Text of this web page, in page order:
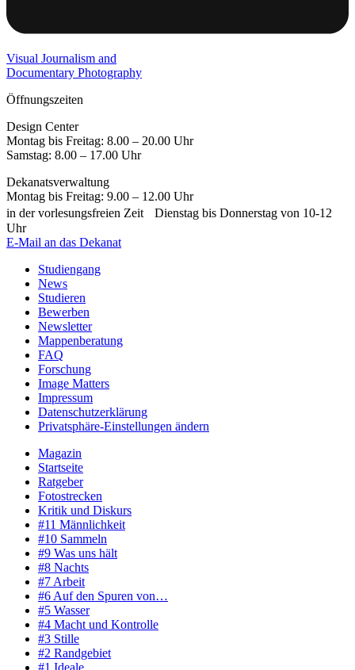
Visual Journalism and
Documentary Photography
Öffnungszeiten
Design Center
Montag bis Freitag: 8.00 – 20.00 Uhr
Samstag: 8.00 – 17.00 Uhr
Dekanatsverwaltung
Montag bis Freitag: 9.00 – 12.00 Uhr
in der vorlesungsfreien Zeit Dienstag bis Donnerstag von 10-12
Uhr
E-Mail an das Dekanat
Studiengang
News
Studieren
Bewerben
Newsletter
Mappenberatung
FAQ
Forschung
Image Matters
Impressum
Datenschutzerklärung
Privatsphäre-Einstellungen ändern
Magazin
Startseite
Ratgeber
Fotostrecken
Kritik und Diskurs
#11 Männlichkeit
#10 Sammeln
#9 Was uns hält
#8 Nachts
#7 Arbeit
#6 Auf den Spuren von…
#5 Wasser
#4 Macht und Kontrolle
#3 Stille
#2 Randgebiet